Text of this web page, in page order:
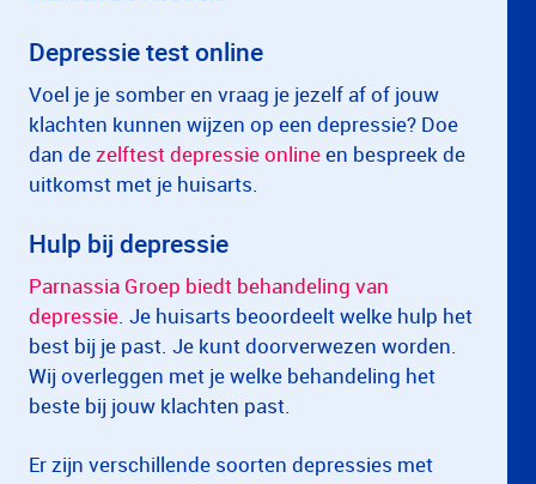
Depressie test online
Voel je je somber en vraag je jezelf af of jouw
klachten kunnen wijzen op een depressie? Doe
dan dezelftest depressie onlineen bespreek de
uitkomst met je huisarts.
Hulp bij depressie
Parnassia Groep biedt behandeling van
depressie. Je huisarts beoordeelt welke hulp het
best bij je past. Je kunt doorverwezen worden.
Wij overleggen met je welke behandeling het
beste bij jouw klachten past.
Er zijn verschillende soorten depressies met